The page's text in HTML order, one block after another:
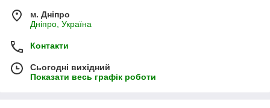
м. Дніпро
Дніпро, Україна
Контакти
Сьогодні вихідний
Показати весь графік роботи